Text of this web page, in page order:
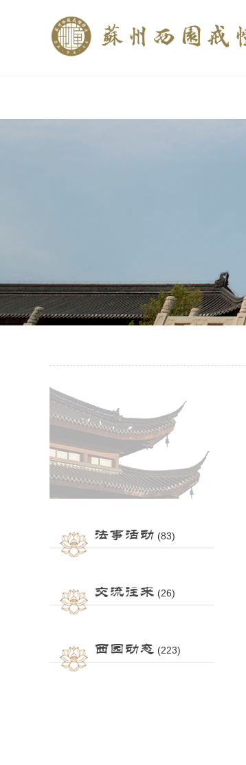
$description = category_description(); } elseif
trim(strip_tags($description)); ?>
法事活动 (83)
交流往来 (26)
西园动态 (223)